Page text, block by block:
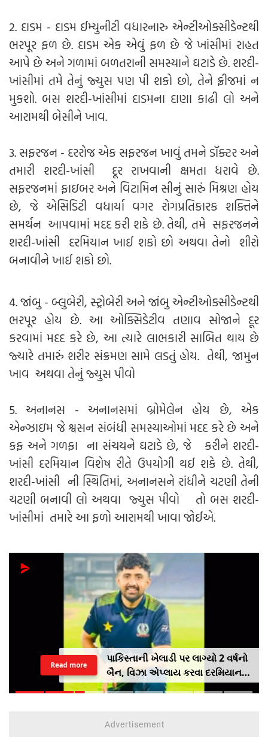
2. દાડમ - દાડમ ઈમ્યુનીટી વધારનારુ એન્ટીઓક્સીડેન્ટથી
ભરપૂર ફળ છે. દાડમ એક એવું ફળ છે જે ખાંસીમાં રાહત
આપે છે અને ગળામાં બળતરાની સમસ્યાને ઘટાડે છે. શરદી-
ખાંસીમાં તમે તેનું જ્યુસ પણ પી શકો છો, તેને ફ્રીજમાં ન
મુકશો. બસ શરદી-ખાંસીમાં દાડમના દાણા કાઢી લો અને
આરામથી બેસીને ખાવ.
3. સફરજન - દરરોજ એક સફરજન ખાવું તમને ડૉક્ટર અને
તમારી શરદી-ખાંસી દૂર રાખવાની ક્ષમતા ધરાવે છે.
સફરજનમાં ફાઇબર અને વિટામિન સીનું સારું મિશ્રણ હોય
છે, જે એસિડિટી વધાર્યા વગર રોગપ્રતિકારક શક્તિને
સમર્થન આપવામાં મદદ કરી શકે છે. તેથી, તમે સફરજનને
શરદી-ખાંસી દરમિયાન ખાઈ શકો છો અથવા તેનો શીરો
બનાવીને ખાઈ શકો છો.
4. જાંબુ - બ્લુબેરી, સ્ટ્રોબેરી અને જાંબુ એન્ટીઓક્સીડેન્ટથી
ભરપૂર હોય છે. આ ઓક્સિડેટીવ તણાવ સોજાને દૂર
કરવામાં મદદ કરે છે, આ ત્યારે લાભકારી સાબિત થાય છે
જ્યારે તમારું શરીર સંક્રમણ સામે લડતું હોય. તેથી, જામુન
ખાવ અથવા તેનું જ્યુસ પીવો
5. અનાનસ - અનાનસમાં બ્રોમેલેન હોય છે, એક
એન્ઝાઇમ જે શ્વસન સંબંધી સમસ્યાઓમાં મદદ કરે છે અને
કફ અને ગળફા ના સંચયને ઘટાડે છે, જે કરીને શરદી-
ખાંસી દરમિયાન વિશેષ રીતે ઉપયોગી થઈ શકે છે. તેથી,
શરદી-ખાંસી ની સ્થિતિમાં, અનાનસને રાંધીને ચટણી તેની
ચટણી બનાવી લો અથવા જ્યુસ પીવો તો બસ શરદી-
ખાંસીમાં તમારે આ ફળો આરામથી ખાવા જોઈએ.
પાકિસ્તાની ખેલાડી પર લાગ્યો 2 વર્ષનો
બૈન, વિઝા એપ્લાય કરવા દરમિયાન
આપી ખોટી માહિતી
Read more